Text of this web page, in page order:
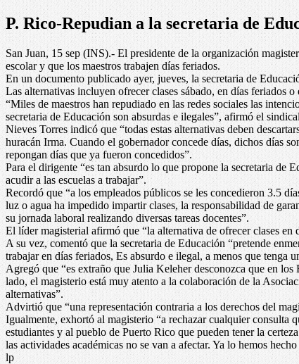
P. Rico-Repudian a la secretaria de
San Juan, 15 sep (INS).- El presidente de la organización
escolar y que los maestros trabajen días feriados.
En un documento publicado ayer, jueves, la secretaria de
Las alternativas incluyen ofrecer clases sábado, en días feriados
“Miles de maestros han repudiado en las redes sociales las
secretaria de Educación son absurdas e ilegales”, afirmó el
Nieves Torres indicó que “todas estas alternativas deben
huracán Irma. Cuando el gobernador concede días, dichos días
repongan días que ya fueron concedidos”.
Para el dirigente “es tan absurdo lo que propone la secretaria de
acudir a las escuelas a trabajar”.
Recordó que “a los empleados públicos se les concedieron 3.5
luz o agua ha impedido impartir clases, la responsabilidad de
su jornada laboral realizando diversas tareas docentes”.
El líder magisterial afirmó que “la alternativa de ofrecer clases
A su vez, comentó que la secretaria de Educación “pretende
trabajar en días feriados, Es absurdo e ilegal, a menos que tenga
Agregó que “es extraño que Julia Keleher desconozca que en
lado, el magisterio está muy atento a la colaboración de la
alternativas”.
Advirtió que “una representación contraria a los derechos del
Igualmente, exhortó al magisterio “a rechazar cualquier consulta
estudiantes y al pueblo de Puerto Rico que pueden tener la
las actividades académicas no se van a afectar. Ya lo hemos
lp